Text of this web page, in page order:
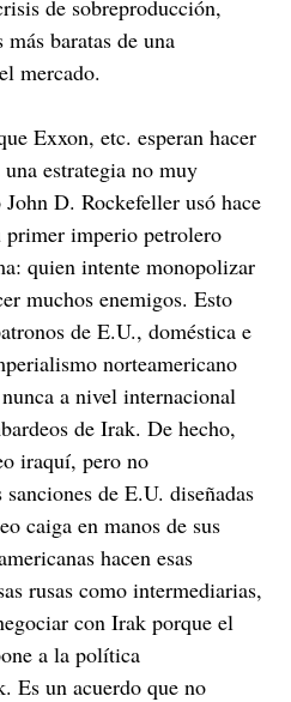
de sobreproducción,
baratas de una
mercado.
Exxon, etc. esperan hacer
estrategia no muy
D. Rockefeller usó hace
primer imperio petrolero
quien intente monopolizar
muchos enemigos. Esto
de E.U., doméstica e
norteamericano
a nivel internacional
de Irak. De hecho,
iraquí, pero no
de E.U. diseñadas
caiga en manos de sus
hacen esas
rusas como intermediarias,
con Irak porque el
a la política
Es un acuerdo que no